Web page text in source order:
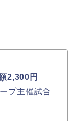
2,300円
プ主催試合